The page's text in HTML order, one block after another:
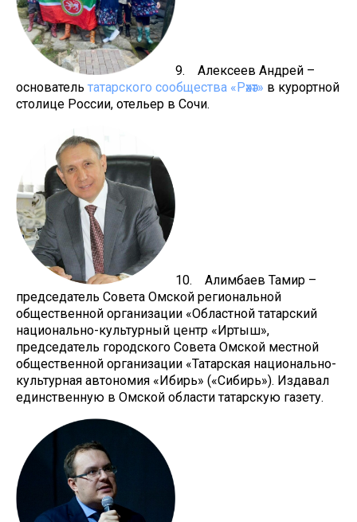
9. Алексеев Андрей –
основатель татарского сообщества «Рәхәт» в курортной
столице России, отельер в Сочи.
10. Алимбаев Тамир –
председатель Совета Омской региональной
общественной организации «Областной татарский
национально-культурный центр «Иртыш»,
председатель городского Совета Омской местной
общественной организации «Татарская национально-
культурная автономия «Ибирь» («Сибирь»). Издавал
единственную в Омской области татарскую газету.